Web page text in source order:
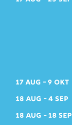
17 AUG 9 OKT
18 AUG 4 SEP
18 AUG 18 SEP